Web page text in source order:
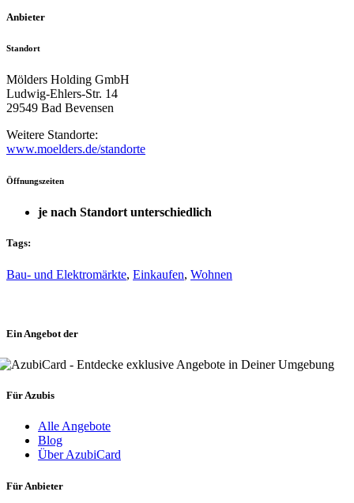
Anbieter
Standort
Mölders Holding GmbH
Ludwig-Ehlers-Str. 14
29549 Bad Bevensen
Weitere Standorte:
www.moelders.de/standorte
Öffnungszeiten
je nach Standort unterschiedlich
Tags:
Bau- und Elektromärkte, Einkaufen, Wohnen
Ein Angebot der
Für Azubis
Alle Angebote
Blog
Über AzubiCard
Für Anbieter